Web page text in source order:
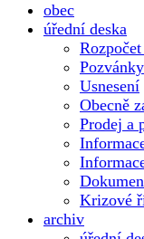
obec
úřední deska
Usnesení
Obecně
Prodej a
Krizové
archiv